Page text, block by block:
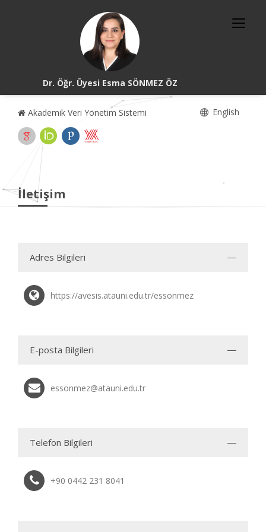
Dr. Öğr. Üyesi Esma SÖNMEZ ÖZ
Akademik Veri Yönetim Sistemi English
İletişim
Adres Bilgileri
https://avesis.atauni.edu.tr/essonmez
E-posta Bilgileri
essonmez@atauni.edu.tr
Telefon Bilgileri
+90 0442 231 8041